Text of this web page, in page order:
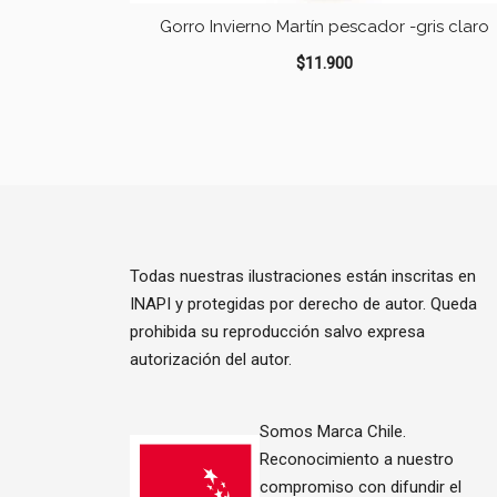
Gorro Invierno Martín pescador -gris claro
$11.900
Todas nuestras ilustraciones están inscritas en
INAPI y protegidas por derecho de autor. Queda
prohibida su reproducción salvo expresa
autorización del autor.
Somos Marca Chile.
Reconocimiento a nuestro
compromiso con difundir el